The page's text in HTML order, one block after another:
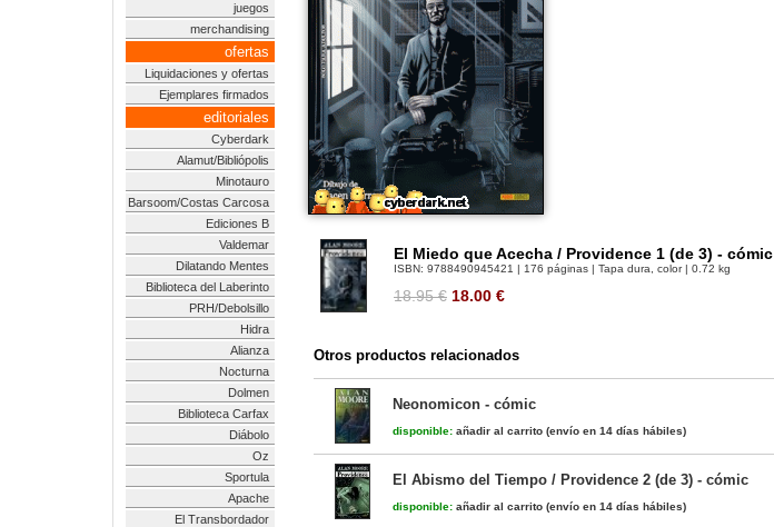
juegos
merchandising
ofertas
Liquidaciones y ofertas
Ejemplares firmados
editoriales
Cyberdark
Alamut/Bibliópolis
Minotauro
Barsoom/Costas Carcosa
Ediciones B
Valdemar
Dilatando Mentes
Biblioteca del Laberinto
PRH/Debolsillo
Hidra
Alianza
Nocturna
Dolmen
Biblioteca Carfax
Diábolo
Oz
Sportula
Apache
El Transbordador
El Miedo que Acecha / Providence 1 (de 3) - cómic
ISBN: 9788490945421 | 176 páginas | Tapa dura, color | 0.72 kg
18.95 € 18.00 €
Otros productos relacionados
Neonomicon - cómic
disponible: añadir al carrito (envío en 14 días hábiles)
El Abismo del Tiempo / Providence 2 (de 3) - cómic
disponible: añadir al carrito (envío en 14 días hábiles)